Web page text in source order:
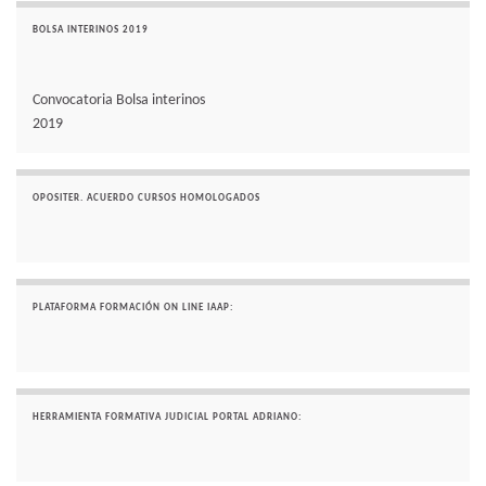
BOLSA INTERINOS 2019
Convocatoria Bolsa interinos
2019
OPOSITER. ACUERDO CURSOS HOMOLOGADOS
PLATAFORMA FORMACIÓN ON LINE IAAP:
HERRAMIENTA FORMATIVA JUDICIAL PORTAL ADRIANO: